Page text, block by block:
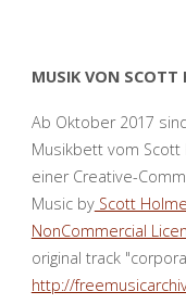
MUSIK VON SCOTT
Ab Oktober 2017
Musikbett vom
einer Creative-
Music byScott
NonCommercial
original track
http://